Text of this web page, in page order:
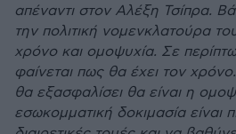
απέναντι στον Αλέξη Τσίπρα.
την πολιτική νοµενκλατούρα
χρόνο και οµοψυχία. Σε
φαίνεται πως θα έχει τον
θα εξασφαλίσει θα είναι η
εσωκοµµατική δοκιµασία είναι